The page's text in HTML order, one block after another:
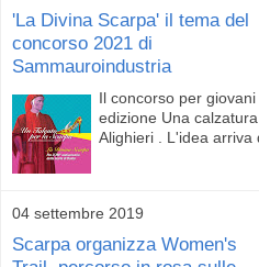
'La Divina Scarpa' il tema del
concorso 2021 di
Sammauroindustria
Il concorso per
edizione Una
Alighieri . L'idea arriva
04 settembre 2019
Scarpa organizza Women's